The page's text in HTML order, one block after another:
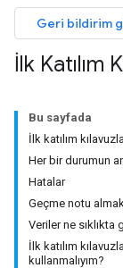
Geri bildirim
İlk Katılım
Bu sayfada
İlk katılım
Her bir durumun
Hatalar
Geçme notu
Veriler ne sıklıkta
İlk katılım
kullanmalıyım?